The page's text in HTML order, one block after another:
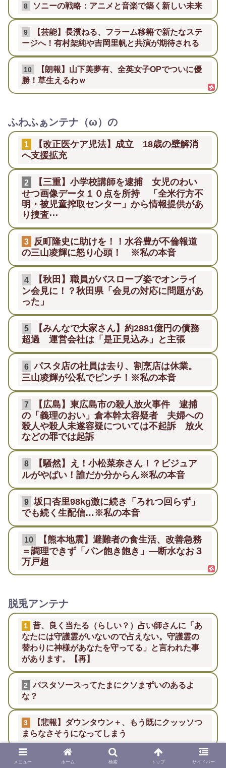
8 ソニーの戦略：アニメと音楽で築く新しい未来
9
【芸能】長濱ねる、フラーム移籍で新たなステ
ージへ！有村架純や吉岡里帆と共演が期待される
10
【朗報】山下美夢有、全英女子OPでついに優
勝！草生えるわｗ
ふわふぁンテナ（ω）の
1
【改正医ケア児法】成立 18歳の壁解消
へ支援拡充
2
【三重】小学校講師を逮捕 女児のわい
せつ画像データ１０点を所持 「全米行方不
明・被児童搾取センター」から情報提供があ
り捜査⋯
3
反町隆史に助けを！！水谷豊が不倫報道
の三山凌輝に怒り心頭！ ※私の本音
4
【秋田】職員がバスローブ姿でオンライ
ン会見に！？秋田県「会見の対応に問題があ
った」
5
【みんなで大家さん】約2881億円の債務
超過 運営会社は「是正見込み」と主張
6 パスタ店の社員は去り、割烹店は休業。
三山凌輝が公私でピンチ！※私の本音
7
【広島】東広島市の殺人放火事件 逮捕
の「義理のおい」倉本幹太容疑者 夫婦への
殺人や殺人未遂容疑については不起訴 放火
などの罪では起訴
8
【騒然】え！小松菜奈さん！？ビジュア
ルがやばい！誰だか分からん※私の本音
9 坂口杏里98kg激に続き「ろれつ回らず」
でも続く生配信…※私の本音
10
【熊本地震】避難者の食生活、改善急務
＝調理できず「パン飽き飽き」―断水なお３
万戸超
脱兎アンテナ
1
昔、良く当たる（らしい？）占い師さんに「あ
なたには守護霊がいないので占えない。守護霊の
替わりに神様があなたを守ってる」と言われた事
があります。【再】
2
パスタソースってたまにクソまずいのあるよ
な？
3
【悲報】ダウンタウン＋、もう既にクッッソつ
まらなさそうになってしまう
4 【画像】ロバート秋山「一発抜いとけ」
メニュー ホーム 検索 トップ サイドバー